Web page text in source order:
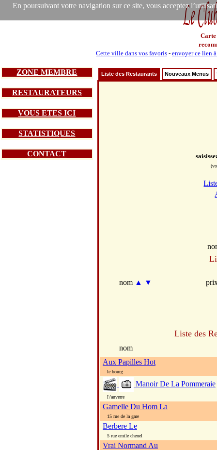
En poursuivant votre navigation sur ce site, vous acceptez
Carte
Cette ville dans vos favoris - envoyer ce lien
ZONE MEMBRE
RESTAURATEURS
VOUS ETES ICI
STATISTIQUES
CONTACT
Liste des Restaurants Nouveaux Menus
nom ▲ ▼
Liste des
nom
Aux Papilles Hot
le bourg
Manoir De La Pommeraie
l\'auverre
Gamelle Du Hom La
15 rue de la gare
Berbere Le
5 rue emile chenel
Vrai Normand Au